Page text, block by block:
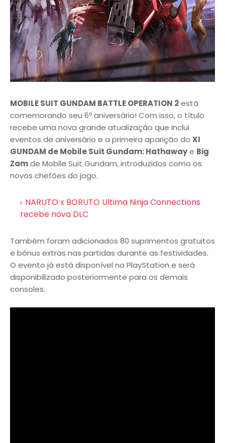
MOBILE SUIT GUNDAM BATTLE OPERATION 2está
comemorando seu 6º aniversário! Com isso, o título
recebe uma nova grande atualização que inclui
eventos de aniversário e a primeira aparição do XI
GUNDAM de Mobile Suit Gundam: Hathawaye Big
Zamde Mobile Suit Gundam, introduzidos como os
novos chefões do jogo.
NARUTO x BORUTO Ultima Ninja Connections
recebe nova DLC
Também foram adicionados 80 suprimentos gratuitos
e bônus extras nas partidas durante as festividades.
O evento já está disponível no PlayStation e será
disponibilizado posteriormente para os demais
consoles.